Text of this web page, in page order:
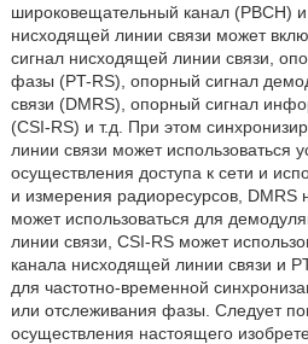
широковещательный канал (РВСН)
нисходящей линии связи может
сигнал нисходящей линии связи,
фазы (PT-RS), опорный сигнал
связи (DMRS), опорный сигнал
(CSI-RS) и т.д. При этом
линии связи может использоваться
осуществления доступа к сети и
и измерения радиоресурсов, DMRS
может использоваться для
линии связи, CSI-RS может
канала нисходящей линии связи и
для частотно-временной
или отслеживания фазы. Следует
осуществления настоящего